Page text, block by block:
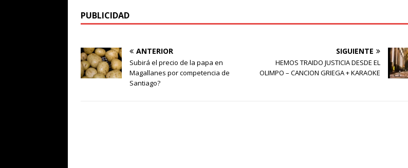
PUBLICIDAD
ANTERIOR
Subirá el precio de la papa en
Magallanes por competencia de
Santiago?
SIGUIENTE
HEMOS TRAIDO JUSTICIA DESDE EL
OLIMPO – CANCION GRIEGA + KARAOKE